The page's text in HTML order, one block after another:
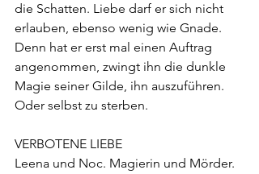
die Schatten. Liebe darf er sich nicht
erlauben, ebenso wenig wie Gnade.
Denn hat er erst mal einen Auftrag
angenommen, zwingt ihn die dunkle
Magie seiner Gilde, ihn auszuführen.
Oder selbst zu sterben.
VERBOTENE LIEBE
Leena und Noc. Magierin und Mörder.